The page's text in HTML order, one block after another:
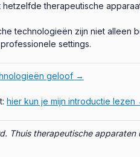
therapeutische
technologieën zijn niet alleen
settings.
geloof →
hier kun je mijn introductie lezen
Thuis therapeutische